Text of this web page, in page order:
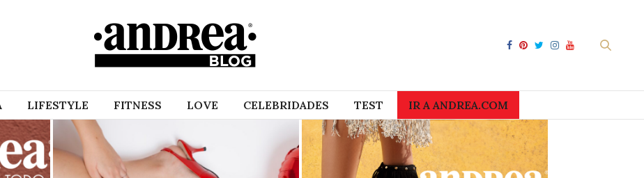
LIFESTYLE FITNESS LOVE CELEBRIDADES TEST IR A ANDREA.COM